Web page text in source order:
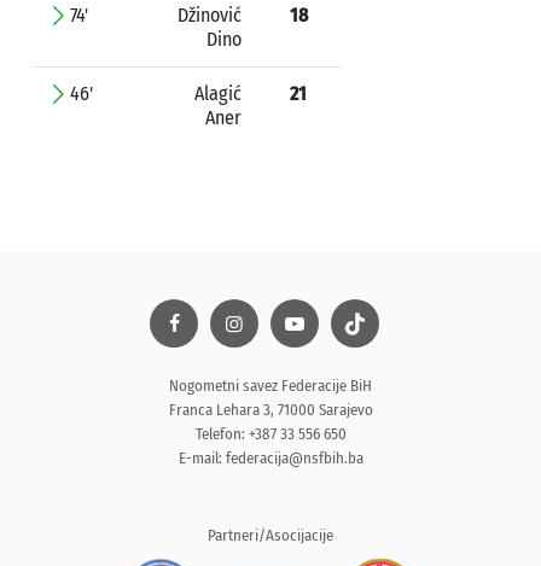
74'
Džinović
Dino
18
46'
Alagić
Aner
21
Nogometni savez Federacije BiH
Franca Lehara 3, 71000 Sarajevo
Telefon: +387 33 556 650
E-mail: federacija@nsfbih.ba
Partneri/Asocijacije